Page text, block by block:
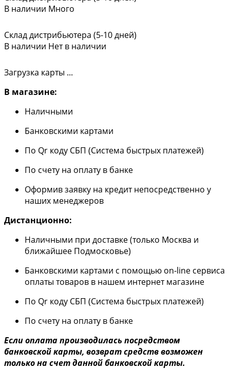
В наличии Много
Склад дистрибьютера (5-10 дней)
В наличии Нет в наличии
Загрузка карты ...
В магазине:
Наличными
Банковскими картами
По Qr коду СБП (Система быстрых платежей)
По счету на оплату в банке
Оформив заявку на кредит непосредственно у
наших менеджеров
Дистанционно:
Наличными при доставке (только Москва и
ближайшее Подмосковье)
Банковскими картами с помощью on-line сервиса
оплаты товаров в нашем интернет магазине
По Qr коду СБП (Система быстрых платежей)
По счету на оплату в банке
Если оплата производилась посредством
банковской карты, возврат средств возможен
только на счет данной банковской карты.